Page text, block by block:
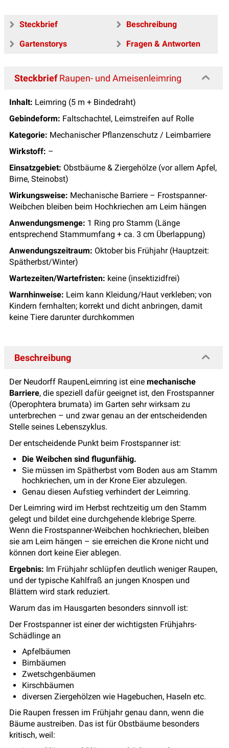
Steckbrief
Beschreibung
Gartenstorys
Fragen & Antworten
SteckbriefRaupen- und Ameisenleimring
Inhalt: Leimring (5 m + Bindedraht)
Gebindeform: Faltschachtel, Leimstreifen auf Rolle
Kategorie: Mechanischer Pflanzenschutz / Leimbarriere
Wirkstoff: –
Einsatzgebiet: Obstbäume & Ziergehölze (vor allem Apfel,
Birne, Steinobst)
Wirkungsweise: Mechanische Barriere – Frostspanner-
Weibchen bleiben beim Hochkriechen am Leim hängen
Anwendungsmenge: 1 Ring pro Stamm (Länge
entsprechend Stammumfang + ca. 3 cm Überlappung)
Anwendungszeitraum: Oktober bis Frühjahr (Hauptzeit:
Spätherbst/Winter)
Wartezeiten/Wartefristen: keine (insektizidfrei)
Warnhinweise: Leim kann Kleidung/Haut verkleben; von
Kindern fernhalten; korrekt und dicht anbringen, damit
keine Tiere darunter durchkommen
Beschreibung
Der Neudorff RaupenLeimring ist eine mechanische
Barriere, die speziell dafür geeignet ist, den Frostspanner
(Operophtera brumata) im Garten sehr wirksam zu
unterbrechen – und zwar genau an der entscheidenden
Stelle seines Lebenszyklus.
Der entscheidende Punkt beim Frostspanner ist:
Die Weibchen sind flugunfähig.
Sie müssen im Spätherbst vom Boden aus am Stamm
hochkriechen, um in der Krone Eier abzulegen.
Genau diesen Aufstieg verhindert der Leimring.
Der Leimring wird im Herbst rechtzeitig um den Stamm
gelegt und bildet eine durchgehende klebrige Sperre.
Wenn die Frostspanner-Weibchen hochkriechen, bleiben
sie am Leim hängen – sie erreichen die Krone nicht und
können dort keine Eier ablegen.
Ergebnis: Im Frühjahr schlüpfen deutlich weniger Raupen,
und der typische Kahlfraß an jungen Knospen und
Blättern wird stark reduziert.
Warum das im Hausgarten besonders sinnvoll ist:
Der Frostspanner ist einer der wichtigsten Frühjahrs-
Schädlinge an
Apfelbäumen
Birnbäumen
Zwetschgenbäumen
Kirschbäumen
diversen Ziergehölzen wie Hagebuchen, Haseln etc.
Die Raupen fressen im Frühjahr genau dann, wenn die
Bäume austreiben. Das ist für Obstbäume besonders
kritisch, weil: